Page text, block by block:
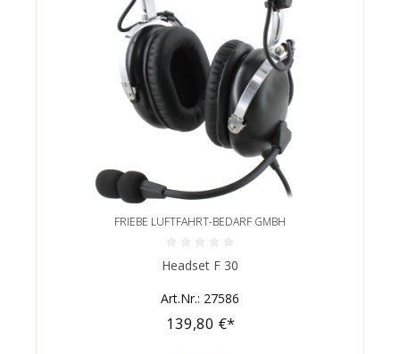
FRIEBE LUFTFAHRT-BEDARF GMBH
Durchschnittliche Bewertung von 0 von 5 Sternen
Headset F 30
Art.Nr.: 27586
139,80 €*